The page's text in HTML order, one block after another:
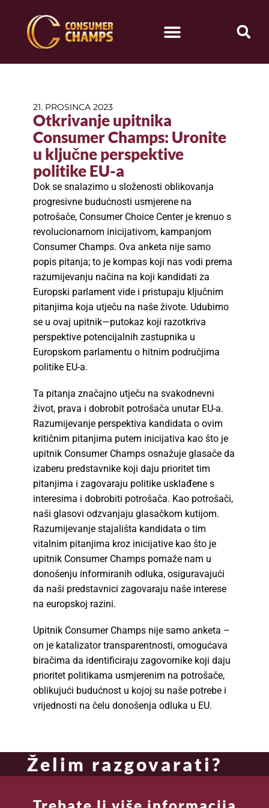
21. PROSINCA 2023
Otkrivanje upitnika
Consumer Champs: Uronite
u ključne perspektive
politike EU-a
Dok se snalazimo u složenosti oblikovanja
progresivne budućnosti usmjerene na
potrošače, Consumer Choice Center je krenuo s
revolucionarnom inicijativom, kampanjom
Consumer Champs. Ova anketa nije samo
popis pitanja; to je kompas koji nas vodi prema
razumijevanju načina na koji kandidati za
Europski parlament vide i pristupaju ključnim
pitanjima koja utječu na naše živote. Udubimo
se u ovaj upitnik—putokaz koji razotkriva
perspektive potencijalnih zastupnika u
Europskom parlamentu o hitnim područjima
politike EU-a.
Ta pitanja značajno utječu na svakodnevni
život, prava i dobrobit potrošača unutar EU-a.
Razumijevanje perspektiva kandidata o ovim
kritičnim pitanjima putem inicijativa kao što je
upitnik Consumer Champs osnažuje glasače da
izaberu predstavnike koji daju prioritet tim
pitanjima i zagovaraju politike usklađene s
interesima i dobrobiti potrošača. Kao potrošači,
naši glasovi odzvanjaju glasačkom kutijom.
Razumijevanje stajališta kandidata o tim
vitalnim pitanjima kroz inicijative kao što je
upitnik Consumer Champs pomaže nam u
donošenju informiranih odluka, osiguravajući
da naši predstavnici zagovaraju naše interese
na europskoj razini.
Upitnik Consumer Champs nije samo anketa –
on je katalizator transparentnosti, omogućava
biračima da identificiraju zagovornike koji daju
prioritet politikama usmjerenim na potrošače,
oblikujući budućnost u kojoj su naše potrebe i
vrijednosti na čelu donošenja odluka u EU.
Želim razgovarati?